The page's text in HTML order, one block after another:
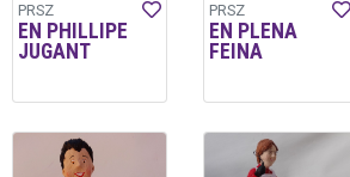
PRSZ
EN PHILLIPE
JUGANT
PRSZ
EN PLENA
FEINA